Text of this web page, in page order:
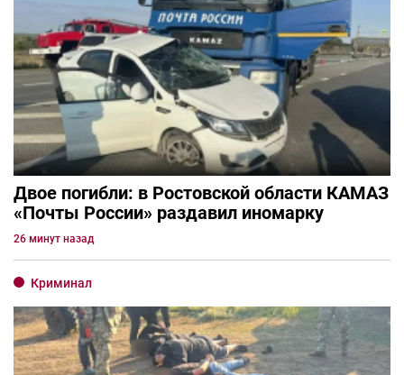
Двое погибли: в Ростовской области КАМАЗ
«Почты России» раздавил иномарку
26 минут назад
Криминал